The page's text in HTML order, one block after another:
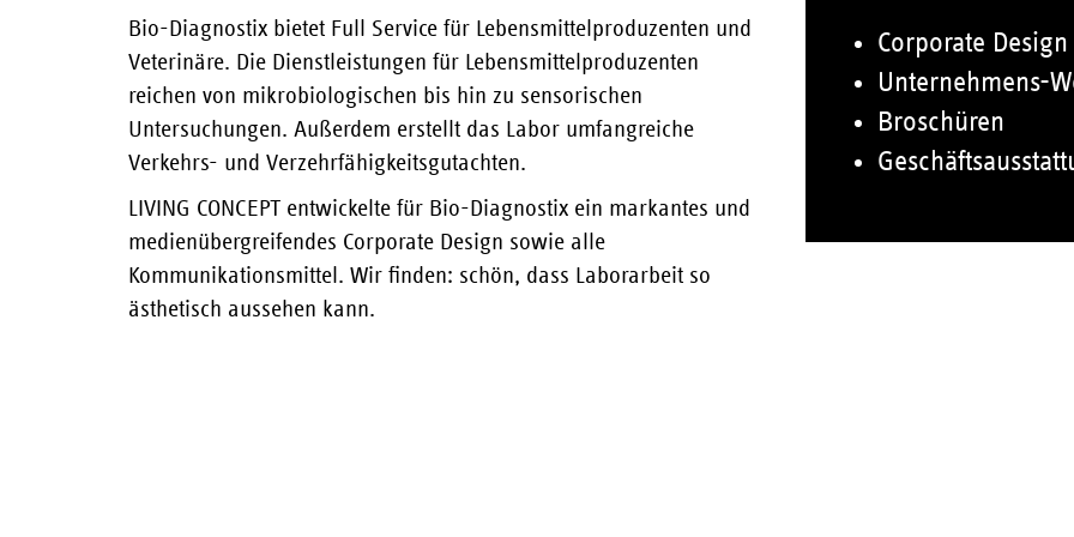
Bio-Diagnostix bietet Full Service für Lebensmittelproduzenten und
Veterinäre. Die Dienstleistungen für Lebensmittelproduzenten
reichen von mikrobiologischen bis hin zu sensorischen
Untersuchungen. Außerdem erstellt das Labor umfangreiche
Verkehrs- und Verzehrfähigkeitsgutachten.
LIVING CONCEPT entwickelte für Bio-Diagnostix ein markantes und
medienübergreifendes Corporate Design sowie alle
Kommunikationsmittel. Wir finden: schön, dass Laborarbeit so
ästhetisch aussehen kann.
Corporate Design
Unternehmens-
Broschüren